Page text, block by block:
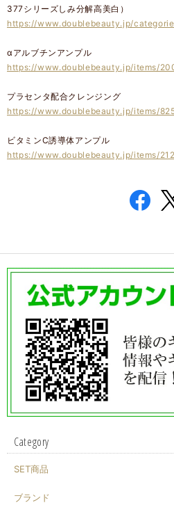
377シリーズしみ分解高美白）
https://www.doublebeauty.jp/
αアルブチンアンプル
https://www.doublebeauty.jp/items/
プラセンタ配合クレンジング
https://www.doublebeauty.jp/items/
ビタミンC誘導体アンプル
https://www.doublebeauty.jp/items/
Category
SET商品
ブランド